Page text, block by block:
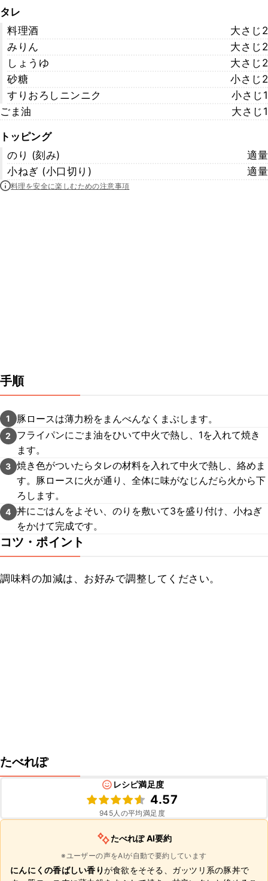
タレ
料理酒
大さじ2
みりん
大さじ2
しょうゆ
大さじ2
砂糖
小さじ2
すりおろしニンニク
小さじ1
ごま油
大さじ1
トッピング
のり (刻み)
適量
小ねぎ (小口切り)
適量
料理を安全に楽しむための注意事項
手順
1 豚ロースは薄力粉をまんべんなくまぶします。
2
フライパンにごま油をひいて中火で熱し、1を入れて焼き
ます。
3 焼き色がついたらタレの材料を入れて中火で熱し、絡めま
す。豚ロースに火が通り、全体に味がなじんだら火から下
ろします。
4 丼にごはんをよそい、のりを敷いて3を盛り付け、小ねぎ
をかけて完成です。
コツ・ポイント
調味料の加減は、お好みで調整してください。
たべれぽ
レシピ満足度
4.57
945人の平均満足度
たべれぽ AI要約
※ユーザーの声をAIが自動で要約しています
にんにくの香ばしい香りが食欲をそそる、ガッツリ系の豚丼で